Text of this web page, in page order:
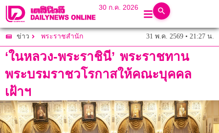
30 ก.ค. 2026
ข่าว พระราชสำนัก 31 พ.ค. 2569 • 21:27 น.
‘ในหลวง-พระราชินี’ พระราชทาน
พระบรมราชวโรกาสให้คณะบุคคล
เฝ้าฯ